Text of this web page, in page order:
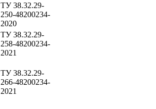
ТУ 38.32.29-
250-48200234-
2020
ТУ 38.32.29-
258-48200234-
2021
ТУ 38.32.29-
266-48200234-
2021